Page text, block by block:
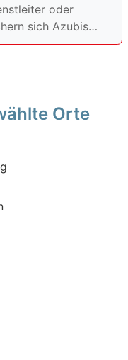
oder
sich Azubis
Job mit
Orte